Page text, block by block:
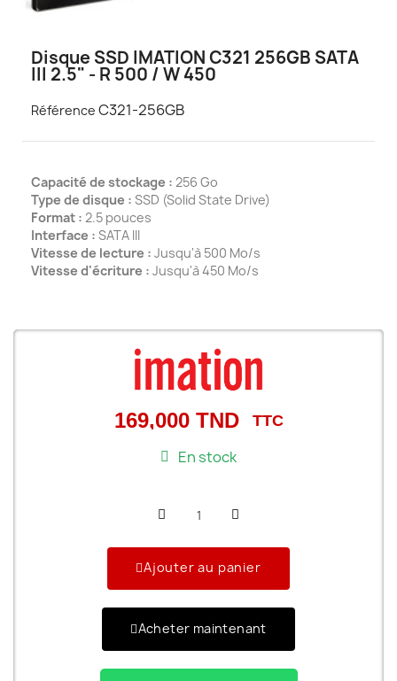
Disque SSD IMATION C321 256GB SATA
III 2.5" - R 500 / W 450
Référence C321-256GB
Capacité de stockage : 256 Go
Type de disque : SSD (Solid State Drive)
Format : 2.5 pouces
Interface : SATA III
Vitesse de lecture : Jusqu'à 500 Mo/s
Vitesse d'écriture : Jusqu'à 450 Mo/s
169,000 TND TTC
En stock
Ajouter au panier
Acheter maintenant